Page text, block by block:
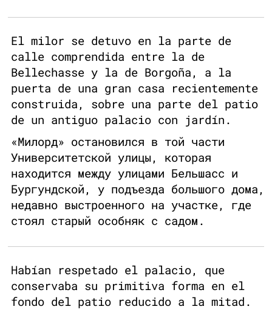
El milor se detuvo en la parte de
calle comprendida entre la de
Bellechasse y la de Borgoña, a la
puerta de una gran casa recientemente
construida, sobre una parte del patio
de un antiguo palacio con jardín.
«Милорд» остановился в той части
Университетской улицы, которая
находится между улицами Бельшасс и
Бургундской, у подъезда большого дома,
недавно выстроенного на участке, где
стоял старый особняк с садом.
Habían respetado el palacio, que
conservaba su primitiva forma en el
fondo del patio reducido a la mitad.